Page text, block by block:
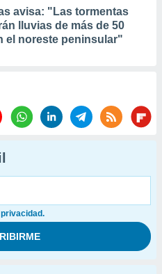
avisa: "Las tormentas
lluvias de más de 50
el noreste peninsular"